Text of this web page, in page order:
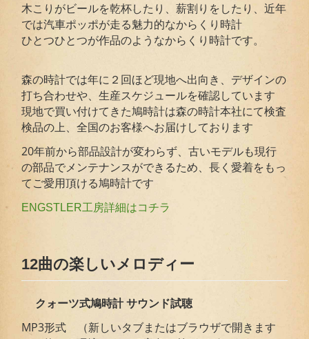
木こりがビールを乾杯したり、薪割りをしたり、近年
では汽車ポッポが走る魅力的なからくり時計
ひとつひとつが作品のようなからくり時計です。
森の時計では年に２回ほど現地へ出向き、デザインの
打ち合わせや、生産スケジュールを確認しています
現地で買い付けてきた鳩時計は森の時計本社にて検査
検品の上、全国のお客様へお届けしております
20年前から部品設計が変わらず、古いモデルも現行
の部品でメンテナンスができるため、長く愛着をもっ
てご愛用頂ける鳩時計です
ENGSTLER工房詳細はコチラ
12曲の楽しいメロディー
クォーツ式鳩時計 サウンド試聴
MP3形式 （新しいタブまたはブラウザで開きます